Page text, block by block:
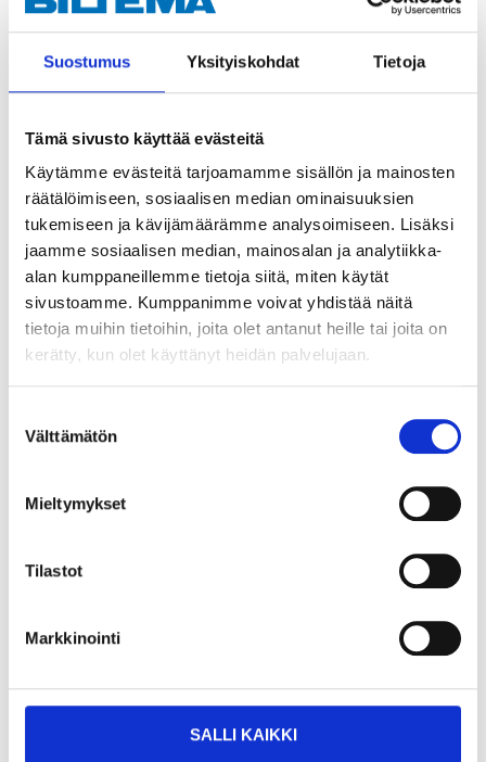
Suostumus Yksityiskohdat Tietoja
Tämä sivusto käyttää evästeitä
Käytämme evästeitä tarjoamamme sisällön ja mainosten
räätälöimiseen, sosiaalisen median ominaisuuksien
tukemiseen ja kävijämäärämme analysoimiseen. Lisäksi
jaamme sosiaalisen median, mainosalan ja analytiikka-
alan kumppaneillemme tietoja siitä, miten käytät
sivustoamme. Kumppanimme voivat yhdistää näitä
tietoja muihin tietoihin, joita olet antanut heille tai joita on
kerätty, kun olet käyttänyt heidän palvelujaan.
valinta
Välttämätön
Mieltymykset
Tilastot
Markkinointi
SALLI KAIKKI
329,-
Sähköaggregaatti
17-751
Tuotetta on varastossa
25tavaratalossa
Tilapäisesti loppu
verkkokaupasta
539
Digitaalinen
17-747
Tuotetta on varastossa
25tavaratalossa
Tilapäisesti loppu
verkkokaupasta
3295
tuotteeseen 17751
tuotteeseen 17752
17-759